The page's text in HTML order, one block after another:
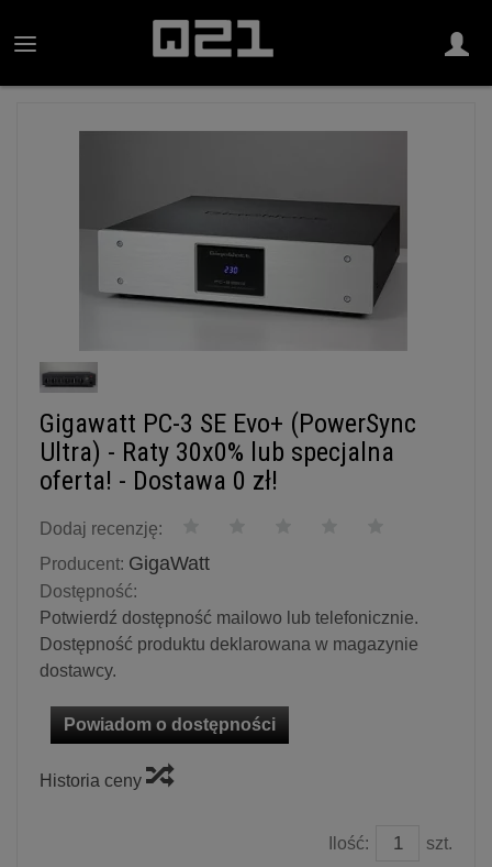
Gigawatt PC-3 SE Evo+ (PowerSync
Ultra) - Raty 30x0% lub specjalna
oferta! - Dostawa 0 zł!
Dodaj recenzję:
Producent: GigaWatt
Dostępność:
Potwierdź dostępność mailowo lub telefonicznie.
Dostępność produktu deklarowana w magazynie
dostawcy.
Powiadom o dostępności
Historia ceny
Ilość: szt.